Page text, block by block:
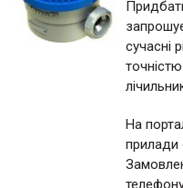
сучасні
На
прилади